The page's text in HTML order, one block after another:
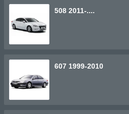
508 2011-....
607 1999-2010